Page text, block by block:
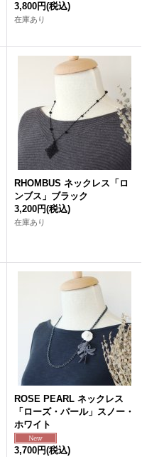
3,800円(税込)
在庫あり
RHOMBUS ネックレス「ロ
ンブス」ブラック
3,200円(税込)
在庫あり
ROSE PEARL ネックレス
「ローズ・パール」スノー・
ホワイト
3,700円(税込)